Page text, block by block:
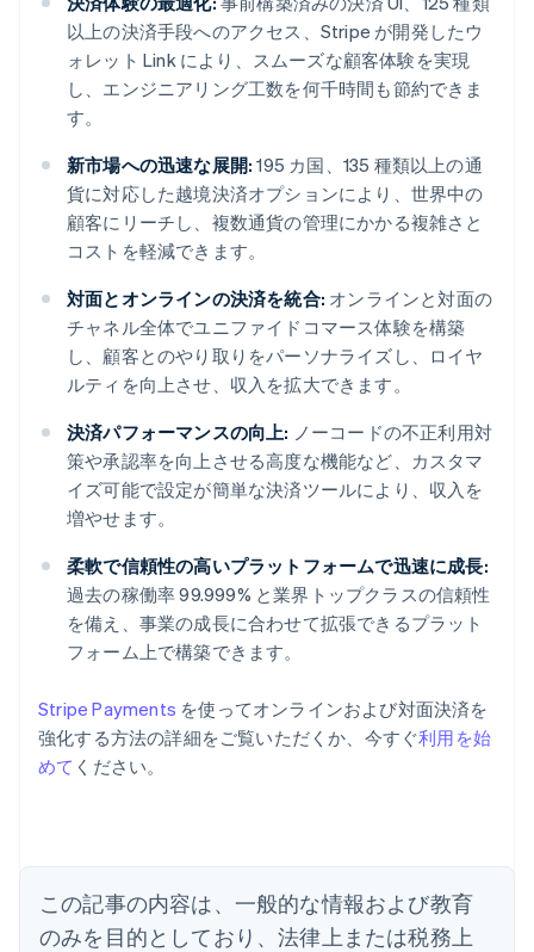
以上の決済手段へのアクセス、Stripe が開発したウ
ォレット Link により、スムーズな顧客体験を実現
し、エンジニアリング工数を何千時間も節約できま
す。
新市場への迅速な展開: 195 カ国、135 種類以上の通
貨に対応した越境決済オプションにより、世界中の
顧客にリーチし、複数通貨の管理にかかる複雑さと
コストを軽減できます。
対面とオンラインの決済を統合: オンラインと対面の
チャネル全体でユニファイドコマース体験を構築
し、顧客とのやり取りをパーソナライズし、ロイヤ
ルティを向上させ、収入を拡大できます。
決済パフォーマンスの向上: ノーコードの不正利用対
策や承認率を向上させる高度な機能など、カスタマ
イズ可能で設定が簡単な決済ツールにより、収入を
増やせます。
柔軟で信頼性の高いプラットフォームで迅速に成長:
過去の稼働率 99.999% と業界トップクラスの信頼性
を備え、事業の成長に合わせて拡張できるプラット
フォーム上で構築できます。
Stripe Payments を使ってオンラインおよび対面決済を
強化する方法の詳細をご覧いただくか、今すぐ利用を始
めて ください。
この記事の内容は、一般的な情報および教育
のみを目的としており、法律上または税務上
English
アメリカ
EnglishEspañol
ItalianoEnglish
インド